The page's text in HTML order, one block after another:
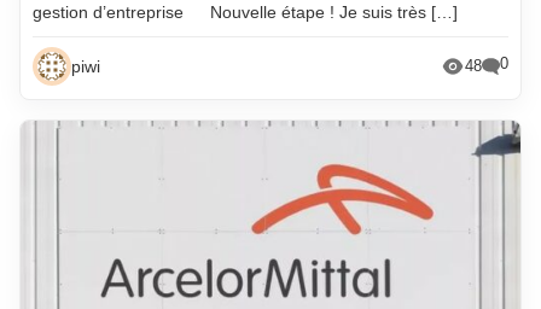
gestion d’entreprise Nouvelle étape ! Je suis très […]
piwi 48 0